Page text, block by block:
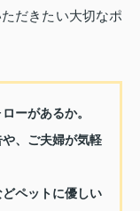
だきたい大切なポ
ーがあるか。
、ご夫婦が気軽
ペットに優しい